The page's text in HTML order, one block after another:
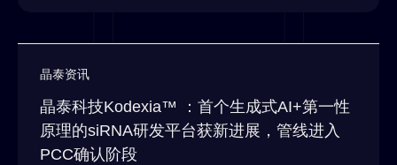
晶泰资讯
晶泰科技Kodexia™ ：首个生成式AI+第一性
原理的siRNA研发平台获新进展，管线进入
PCC确认阶段